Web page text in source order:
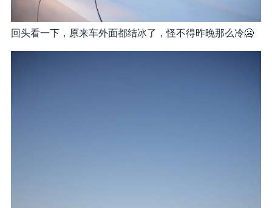
回头看一下，原来车外面都结冰了，怪不得昨晚那么冷🥶